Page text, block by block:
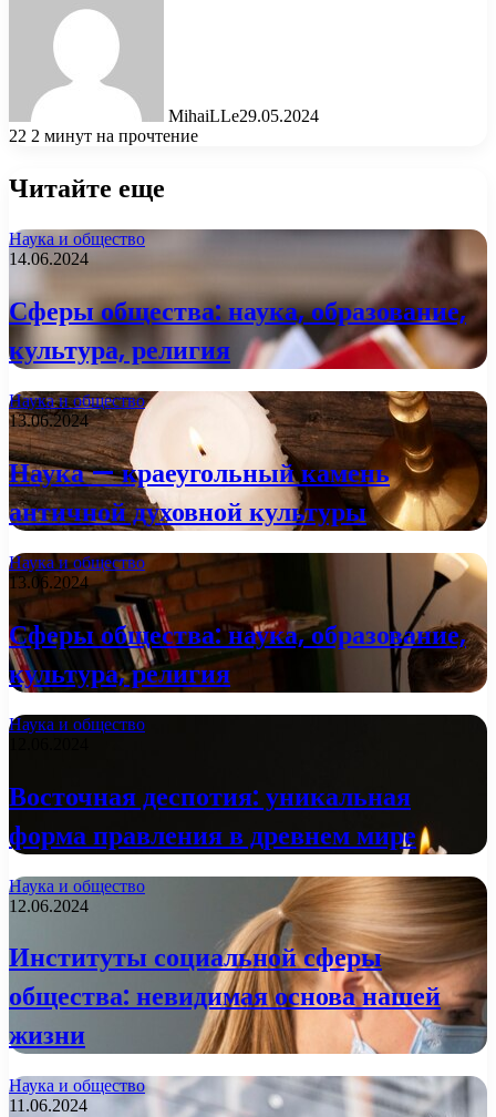
MihaiLLe29.05.2024
22 2 минут на прочтение
Читайте еще
Наука и общество
14.06.2024
Сферы общества: наука, образование,
культура, религия
Наука и общество
13.06.2024
Наука — краеугольный камень
античной духовной культуры
Наука и общество
13.06.2024
Сферы общества: наука, образование,
культура, религия
Наука и общество
Восточная деспотия: уникальная
форма правления в древнем мире
Наука и общество
12.06.2024
Институты социальной сферы
общества: невидимая основа нашей
жизни
Наука и общество
11.06.2024